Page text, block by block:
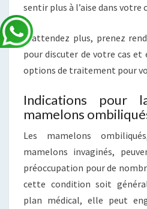
sentir plus à l’aise dans votre
N’attendez plus, prenez
pour discuter de votre cas et
options de traitement pour
Indications pour
mamelons
Les mamelons
mamelons invaginés,
préoccupation pour de
cette condition soit
plan médical, elle peut